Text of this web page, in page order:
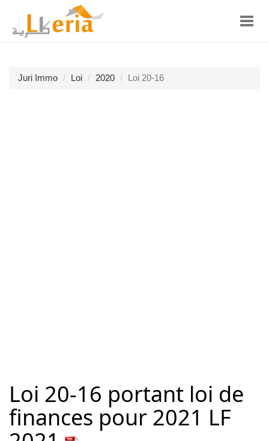
Juri Immo Loi 2020 Loi 20-16
Loi 20-16 portant loi de
finances pour 2021 LF